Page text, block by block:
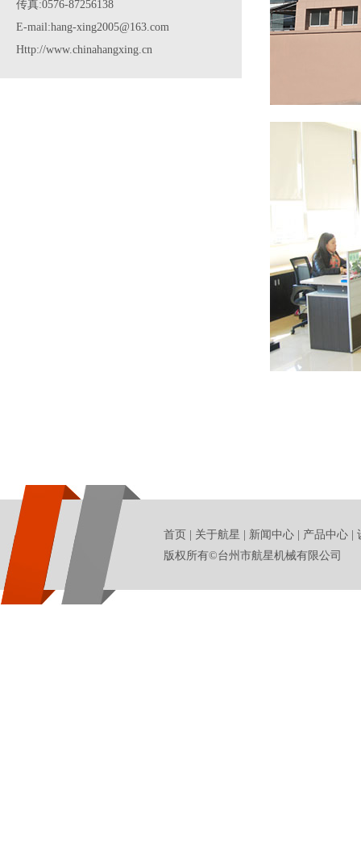
传真:0576-87256138
E-mail:hang-xing2005@163.com
Http://www.chinahangxing.cn
首页 关于航星 新闻中心 产品中心
版权所有©台州市航星机械有限